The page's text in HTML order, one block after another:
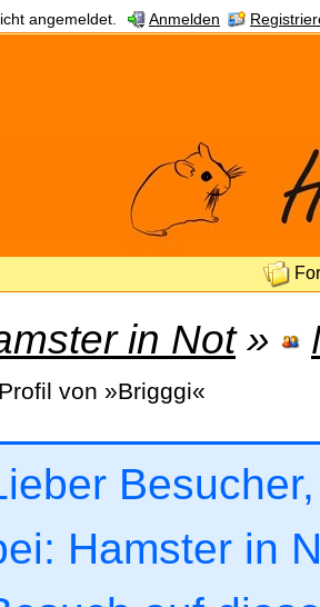
angemeldet. Anmelden
in Not»
Profil von »Brigggi«
Hamster in